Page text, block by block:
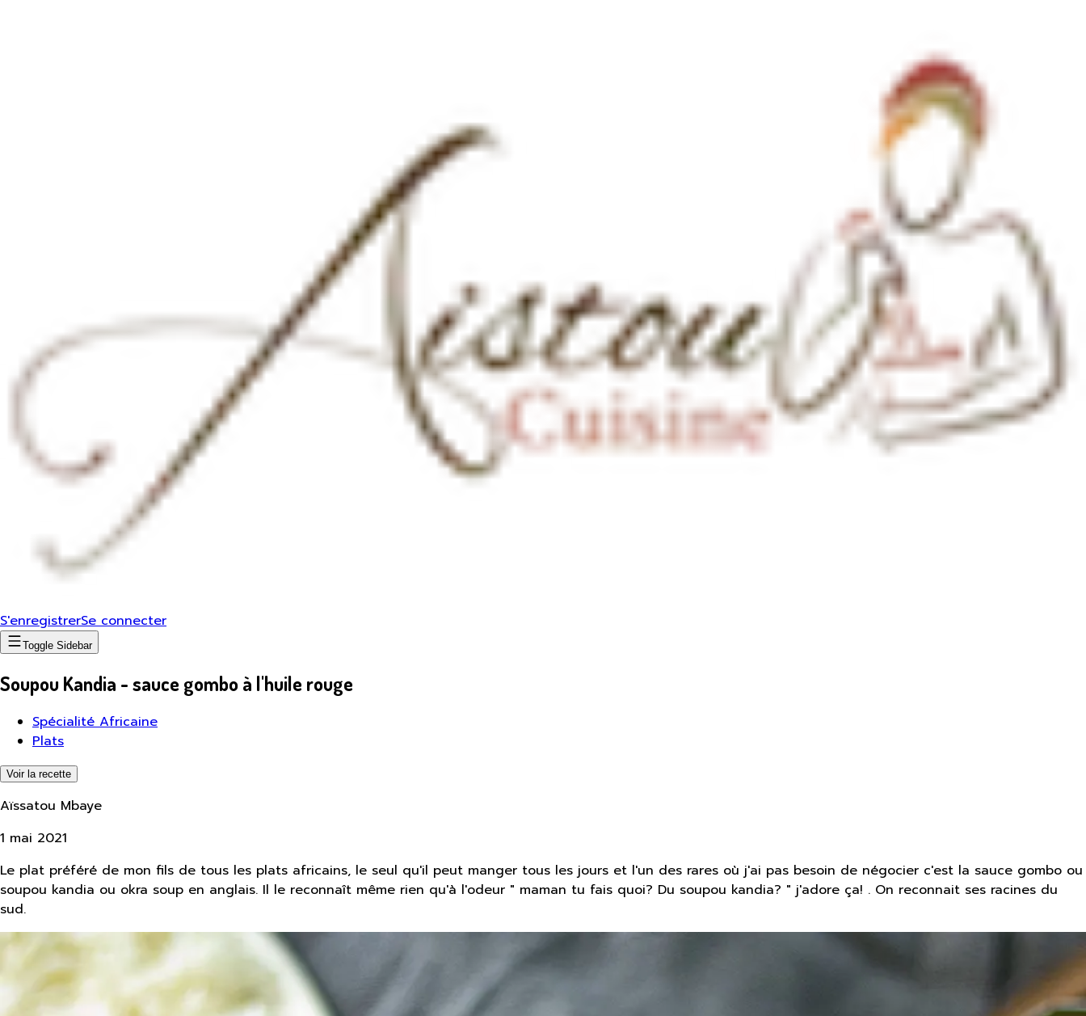
S'enregistrerSe connecter
Toggle Sidebar
Soupou Kandia - sauce gombo à l'huile rouge
Spécialité Africaine
Plats
Voir la recette
Aïssatou Mbaye
1 mai 2021
Le plat préféré de mon fils de tous les plats africains, le seul qu'il peut manger tous les jours et l'un des rares où j'ai pas besoin de négocier c'est la sauce gombo ou
soupou kandia ou okra soup en anglais. Il le reconnaît même rien qu'à l'odeur " maman tu fais quoi? Du soupou kandia? " j'adore ça! . On reconnait ses racines du
sud.